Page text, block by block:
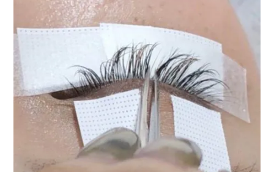
プライバシーポリシー